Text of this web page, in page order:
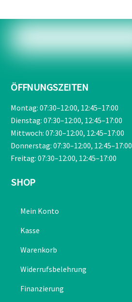
ÖFFNUNGSZEITEN
Montag: 07:30–12:00, 12:45–17:00
Dienstag: 07:30–12:00, 12:45–17:00
Mittwoch: 07:30–12:00, 12:45–17:00
Donnerstag: 07:30–12:00, 12:45–17:00
Freitag: 07:30–12:00, 12:45–17:00
SHOP
Mein Konto
Kasse
Warenkorb
Widerrufsbelehrung
Finanzierung